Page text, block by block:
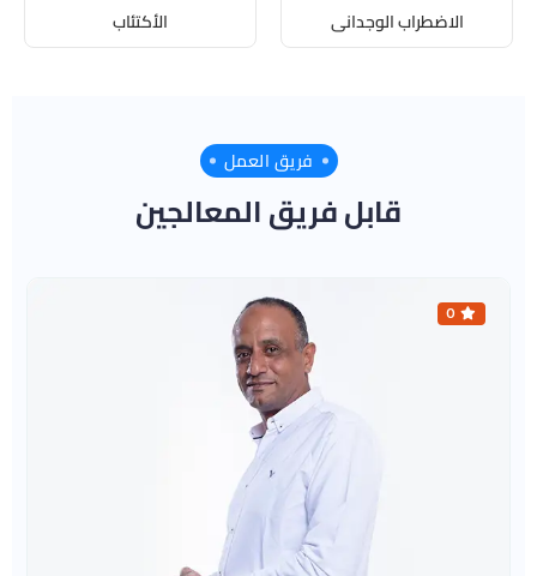
الاضطراب الوجدانى الأكتئاب
فريق العمل
قابل فريق المعالجين
0